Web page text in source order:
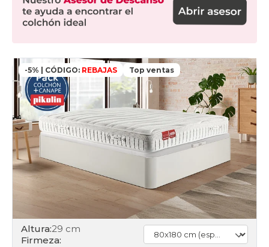
-5% | CÓDIGO: REBAJAS Top ventas
Altura:29 cm
Firmeza: